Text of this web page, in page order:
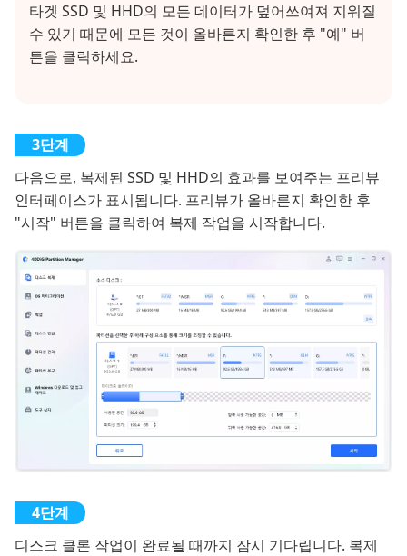
타겟 SSD 및 HHD의 모든 데이터가 덮어쓰여져 지워질
수 있기 때문에 모든 것이 올바른지 확인한 후 "예" 버
튼을 클릭하세요.
다음으로, 복제된 SSD 및 HHD의 효과를 보여주는 프리뷰
인터페이스가 표시됩니다. 프리뷰가 올바른지 확인한 후
"시작" 버튼을 클릭하여 복제 작업을 시작합니다.
디스크 클론 작업이 완료될 때까지 잠시 기다립니다. 복제